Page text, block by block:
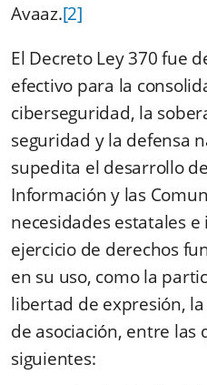
Avaaz.[2]
El Decreto Ley 370 fue
efectivo para la
ciberseguridad, la
seguridad y la defensa
supedita el desarrollo
Información y las
necesidades estatales
ejercicio de derechos
en su uso, como la
libertad de expresión,
de asociación, entre las
siguientes: